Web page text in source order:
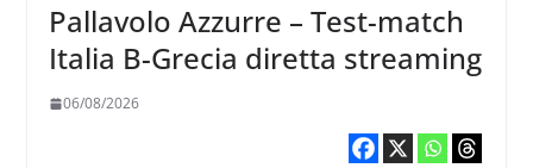
Pallavolo Azzurre – Test-match
Italia B-Grecia diretta streaming
06/08/2026